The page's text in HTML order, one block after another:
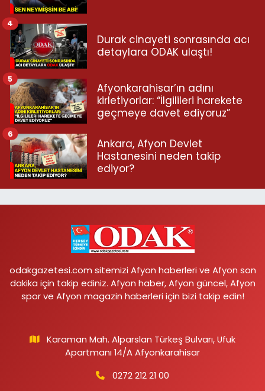
Durak cinayeti sonrasında acı
detaylara ODAK ulaştı!
4
Afyonkarahisar’ın adını
kirletiyorlar: “İlgilileri harekete
geçmeye davet ediyoruz”
5
Ankara, Afyon Devlet
Hastanesini neden takip
ediyor?
6
odakgazetesi.com sitemizi Afyon haberleri ve Afyon son
dakika için takip ediniz. Afyon haber, Afyon güncel, Afyon
spor ve Afyon magazin haberleri için bizi takip edin!
Karaman Mah. Alparslan Türkeş Bulvarı, Ufuk
Apartmanı 14/A Afyonkarahisar
0272 212 21 00